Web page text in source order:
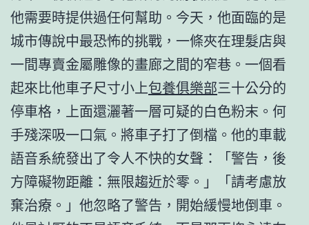
他需要時提供過任何幫助。今天，他面臨的是
城市傳說中最恐怖的挑戰，一條夾在理髮店與
一間專賣金屬雕像的畫廊之間的窄巷。一個看
起來比他車子尺寸小上包養俱樂部三十公分的
停車格，上面還灑著一層可疑的白色粉末。何
手殘深吸一口氣。將車子打了倒檔。他的車載
語音系統發出了令人不快的女聲：「警告，後
方障礙物距離：無限趨近於零。」「請考慮放
棄治療。」他忽略了警告，開始緩慢地倒車。